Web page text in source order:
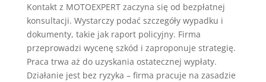
Kontakt z MOTOEXPERT zaczyna się od bezpłatnej
konsultacji. Wystarczy podać szczegóły wypadku i
dokumenty, takie jak raport policyjny. Firma
przeprowadzi wycenę szkód i zaproponuje strategię.
Praca trwa aż do uzyskania ostatecznej wypłaty.
Działanie jest bez ryzyka – firma pracuje na zasadzie